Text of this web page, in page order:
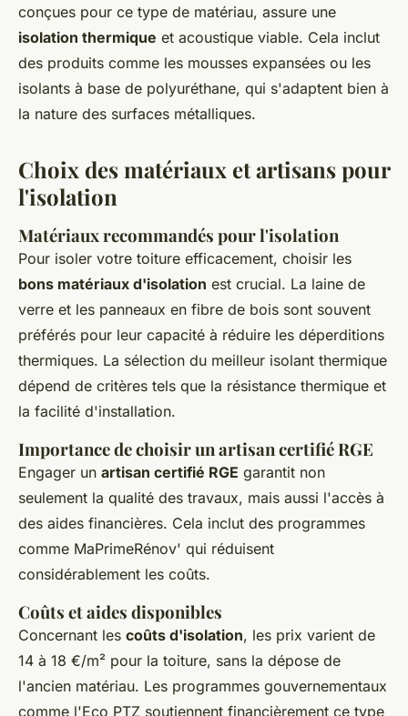
conçues pour ce type de matériau, assure une
isolation thermique et acoustique viable. Cela inclut
des produits comme les mousses expansées ou les
isolants à base de polyuréthane, qui s'adaptent bien à
la nature des surfaces métalliques.
Choix des matériaux et artisans pour
l'isolation
Matériaux recommandés pour l'isolation
Pour isoler votre toiture efficacement, choisir les
bons matériaux d'isolation est crucial. La laine de
verre et les panneaux en fibre de bois sont souvent
préférés pour leur capacité à réduire les déperditions
thermiques. La sélection du meilleur isolant thermique
dépend de critères tels que la résistance thermique et
la facilité d'installation.
Importance de choisir un artisan certifié RGE
Engager un artisan certifié RGE garantit non
seulement la qualité des travaux, mais aussi l'accès à
des aides financières. Cela inclut des programmes
comme MaPrimeRénov' qui réduisent
considérablement les coûts.
Coûts et aides disponibles
Concernant les coûts d'isolation, les prix varient de
14 à 18 €/m² pour la toiture, sans la dépose de
l'ancien matériau. Les programmes gouvernementaux
comme l'Eco PTZ soutiennent financièrement ce type